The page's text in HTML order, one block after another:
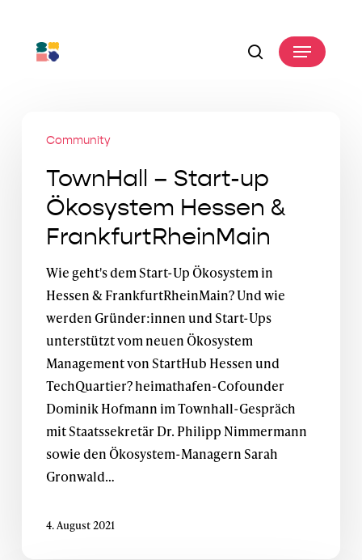
search
Menu
Start-
Ökosystem
Hessen
FrankfurtRheinMain
Community
TownHall – Start-up
Ökosystem Hessen &
FrankfurtRheinMain
Wie geht's dem Start-Up Ökosystem in
Hessen & FrankfurtRheinMain? Und wie
werden Gründer:innen und Start-Ups
unterstützt vom neuen Ökosystem
Management von StartHub Hessen und
TechQuartier? heimathafen-Cofounder
Dominik Hofmann im Townhall-Gespräch
mit Staatssekretär Dr. Philipp Nimmermann
sowie den Ökosystem-Managern Sarah
Gronwald…
4. August 2021